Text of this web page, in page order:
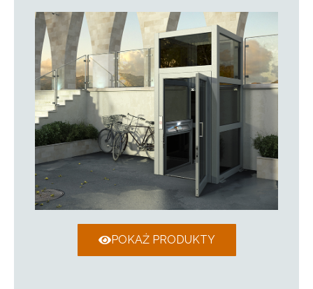
POKAŻ PRODUKTY